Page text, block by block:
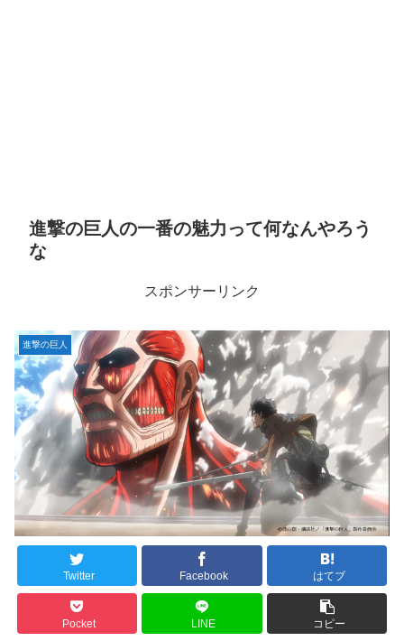
進撃の巨人の一番の魅力って何なんやろう
な
スポンサーリンク
進撃の巨人
Twitter Facebook はてブ
Pocket LINE コピー